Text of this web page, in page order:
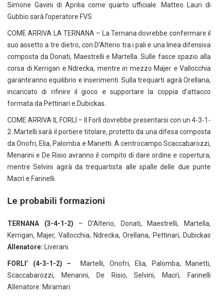
Simone Gavini di Aprilia come quarto ufficiale. Matteo Lauri di
Gubbio sarà l’operatore FVS
COME ARRIVA LA TERNANA – La Ternana dovrebbe confermare il
suo assetto a tre dietro, con D’Alterio tra i pali e una linea difensiva
composta da Donati, Maestrelli e Martella. Sulle fasce spazio alla
corsa di Kerrigan e Ndrecka, mentre in mezzo Majer e Vallocchia
garantiranno equilibrio e inserimenti. Sulla trequarti agirà Orellana,
incaricato di rifinire il gioco e supportare la coppia d’attacco
formata da Pettinari e Dubickas.
COME ARRIVA IL FORLI – Il Forlì dovrebbe presentarsi con un 4-3-1-
2. Martelli sarà il portiere titolare, protetto da una difesa composta
da Onofri, Elia, Palomba e Manetti. A centrocampo Scaccabarozzi,
Menarini e De Risio avranno il compito di dare ordine e copertura,
mentre Selvini agirà da trequartista alle spalle delle due punte
Macrì e Farinelli.
Le probabili formazioni
TERNANA (3-4-1-2) – D’Alterio, Donati, Maestrelli, Martella,
Kerrigan, Majer, Vallocchia, Ndrecka, Orellana, Pettinari, Dubickas
Allenatore: Liverani.
FORLI’ (4-3-1-2) –
Martelli, Onofri, Elia, Palomba, Manetti,
Scaccabarozzi, Menarini, De Risio, Selvini, Macrì, Farinelli
Allenatore: Miramari.